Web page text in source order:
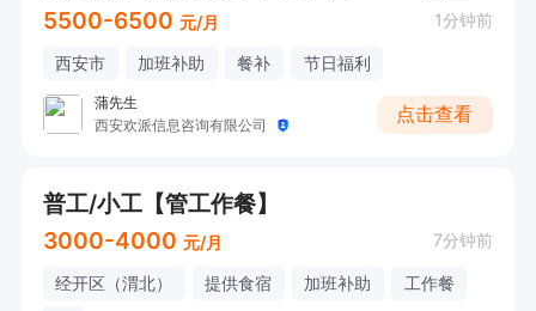
5500-6500 元/月 1分钟前
西安市 加班补助 餐补 节日福利
蒲先生
西安欢派信息咨询有限公司
点击查看
普工/小工【管工作餐】
3000-4000 元/月 7分钟前
经开区（渭北） 提供食宿 加班补助
工作餐